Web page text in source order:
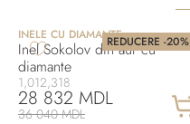
REDUCERE -20%
INELE CU DIAMANTE
Inel Sokolov din aur cu
diamante
1,012,318
28 832 MDL
36 040 MDL